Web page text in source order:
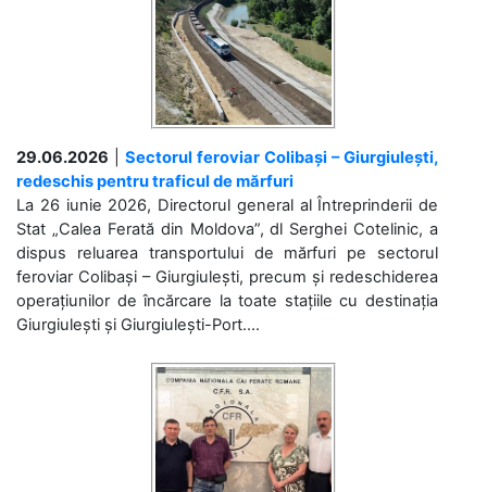
29.06.2026
Sectorul feroviar Colibași – Giurgiulești,
redeschis pentru traficul de mărfuri
La 26 iunie 2026, Directorul general al Întreprinderii de
Stat „Calea Ferată din Moldova”, dl Serghei Cotelinic, a
dispus reluarea transportului de mărfuri pe sectorul
feroviar Colibași – Giurgiulești, precum și redeschiderea
operațiunilor de încărcare la toate stațiile cu destinația
Giurgiulești și Giurgiulești-Port....